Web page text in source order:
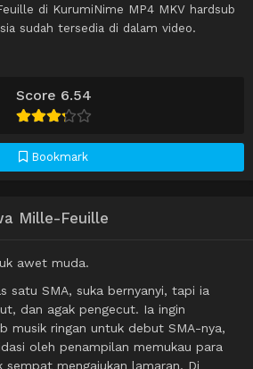
Score 6.54
Bookmark
di KurumiNime MP4 MKV hardsub
sudah tersedia di dalam video.
Mille-Feuille
awet muda.
satu SMA, suka bernyanyi, tapi ia
dan agak pengecut. Ia ingin
musik ringan untuk debut SMA-nya,
oleh penampilan memukau para
sempat mengajukan lamaran. Di